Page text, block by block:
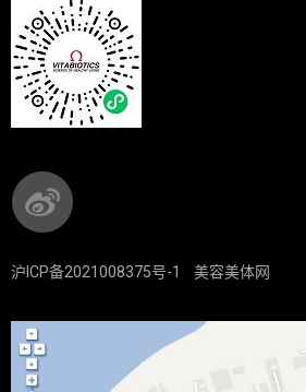
沪ICP备2021008375号-1 美容美体网